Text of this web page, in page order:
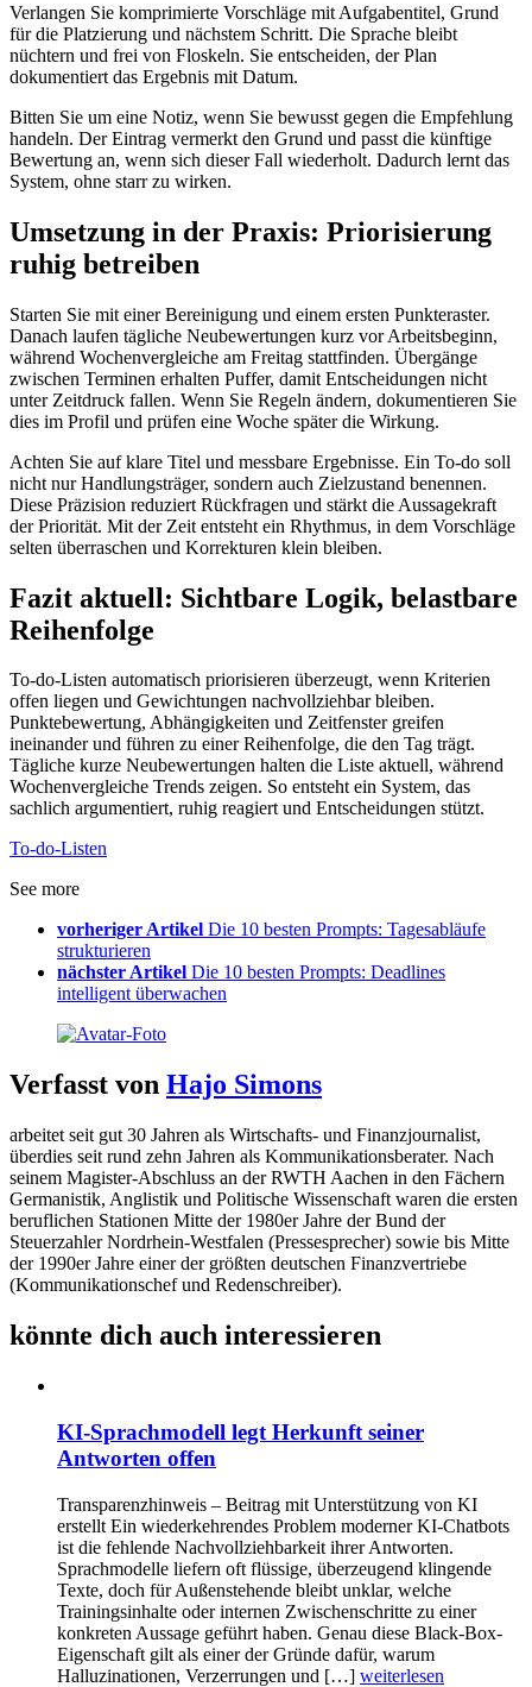
Verlangen Sie komprimierte Vorschläge mit Aufgabentitel, Grund
für die Platzierung und nächstem Schritt. Die Sprache bleibt
nüchtern und frei von Floskeln. Sie entscheiden, der Plan
dokumentiert das Ergebnis mit Datum.
Bitten Sie um eine Notiz, wenn Sie bewusst gegen die Empfehlung
handeln. Der Eintrag vermerkt den Grund und passt die künftige
Bewertung an, wenn sich dieser Fall wiederholt. Dadurch lernt das
System, ohne starr zu wirken.
Umsetzung in der Praxis: Priorisierung
ruhig betreiben
Starten Sie mit einer Bereinigung und einem ersten Punkteraster.
Danach laufen tägliche Neubewertungen kurz vor Arbeitsbeginn,
während Wochenvergleiche am Freitag stattfinden. Übergänge
zwischen Terminen erhalten Puffer, damit Entscheidungen nicht
unter Zeitdruck fallen. Wenn Sie Regeln ändern, dokumentieren Sie
dies im Profil und prüfen eine Woche später die Wirkung.
Achten Sie auf klare Titel und messbare Ergebnisse. Ein To-do soll
nicht nur Handlungsträger, sondern auch Zielzustand benennen.
Diese Präzision reduziert Rückfragen und stärkt die Aussagekraft
der Priorität. Mit der Zeit entsteht ein Rhythmus, in dem Vorschläge
selten überraschen und Korrekturen klein bleiben.
Fazit aktuell: Sichtbare Logik, belastbare
Reihenfolge
To-do-Listen automatisch priorisieren überzeugt, wenn Kriterien
offen liegen und Gewichtungen nachvollziehbar bleiben.
Punktebewertung, Abhängigkeiten und Zeitfenster greifen
ineinander und führen zu einer Reihenfolge, die den Tag trägt.
Tägliche kurze Neubewertungen halten die Liste aktuell, während
Wochenvergleiche Trends zeigen. So entsteht ein System, das
sachlich argumentiert, ruhig reagiert und Entscheidungen stützt.
To-do-Listen
See more
vorheriger Artikel Die 10 besten Prompts: Tagesabläufe
strukturieren
nächster Artikel Die 10 besten Prompts: Deadlines
intelligent überwachen
Verfasst von Hajo Simons
arbeitet seit gut 30 Jahren als Wirtschafts- und Finanzjournalist,
überdies seit rund zehn Jahren als Kommunikationsberater. Nach
seinem Magister-Abschluss an der RWTH Aachen in den Fächern
Germanistik, Anglistik und Politische Wissenschaft waren die ersten
beruflichen Stationen Mitte der 1980er Jahre der Bund der
Steuerzahler Nordrhein-Westfalen (Pressesprecher) sowie bis Mitte
der 1990er Jahre einer der größten deutschen Finanzvertriebe
(Kommunikationschef und Redenschreiber).
könnte dich auch interessieren
KI-Sprachmodell legt Herkunft seiner
Antworten offen
Transparenzhinweis – Beitrag mit Unterstützung von KI
erstellt Ein wiederkehrendes Problem moderner KI-Chatbots
ist die fehlende Nachvollziehbarkeit ihrer Antworten.
Sprachmodelle liefern oft flüssige, überzeugend klingende
Texte, doch für Außenstehende bleibt unklar, welche
Trainingsinhalte oder internen Zwischenschritte zu einer
konkreten Aussage geführt haben. Genau diese Black-Box-
Eigenschaft gilt als einer der Gründe dafür, warum
Halluzinationen, Verzerrungen und […] weiterlesen